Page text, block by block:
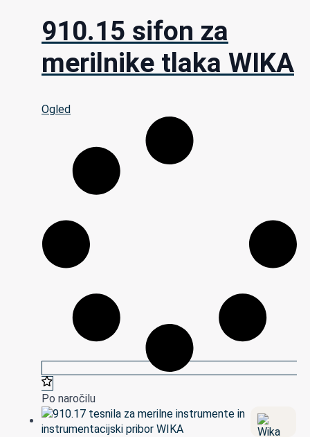
910.15 sifon za
merilnike tlaka WIKA
Ogled
Po naročilu